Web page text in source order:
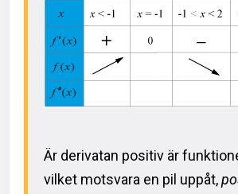
Är derivatan positiv är
vilket motsvara en pil uppåt,